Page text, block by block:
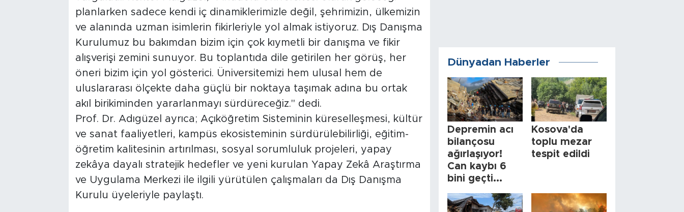
planlarken sadece kendi iç dinamiklerimizle değil, şehrimizin, ülkemizin
ve alanında uzman isimlerin fikirleriyle yol almak istiyoruz. Dış Danışma
Kurulumuz bu bakımdan bizim için çok kıymetli bir danışma ve fikir
alışverişi zemini sunuyor. Bu toplantıda dile getirilen her görüş, her
öneri bizim için yol gösterici. Üniversitemizi hem ulusal hem de
uluslararası ölçekte daha güçlü bir noktaya taşımak adına bu ortak
akıl birikiminden yararlanmayı sürdüreceğiz." dedi.
Prof. Dr. Adıgüzel ayrıca; Açıköğretim Sisteminin küreselleşmesi, kültür
ve sanat faaliyetleri, kampüs ekosisteminin sürdürülebilirliği, eğitim-
öğretim kalitesinin artırılması, sosyal sorumluluk projeleri, yapay
zekâya dayalı stratejik hedefler ve yeni kurulan Yapay Zekâ Araştırma
ve Uygulama Merkezi ile ilgili yürütülen çalışmaları da Dış Danışma
Kurulu üyeleriyle paylaştı.
Dünyadan Haberler
Depremin acı
bilançosu
ağırlaşıyor!
Can kaybı 6
bini geçti...
Kosova'da
toplu mezar
tespit edildi